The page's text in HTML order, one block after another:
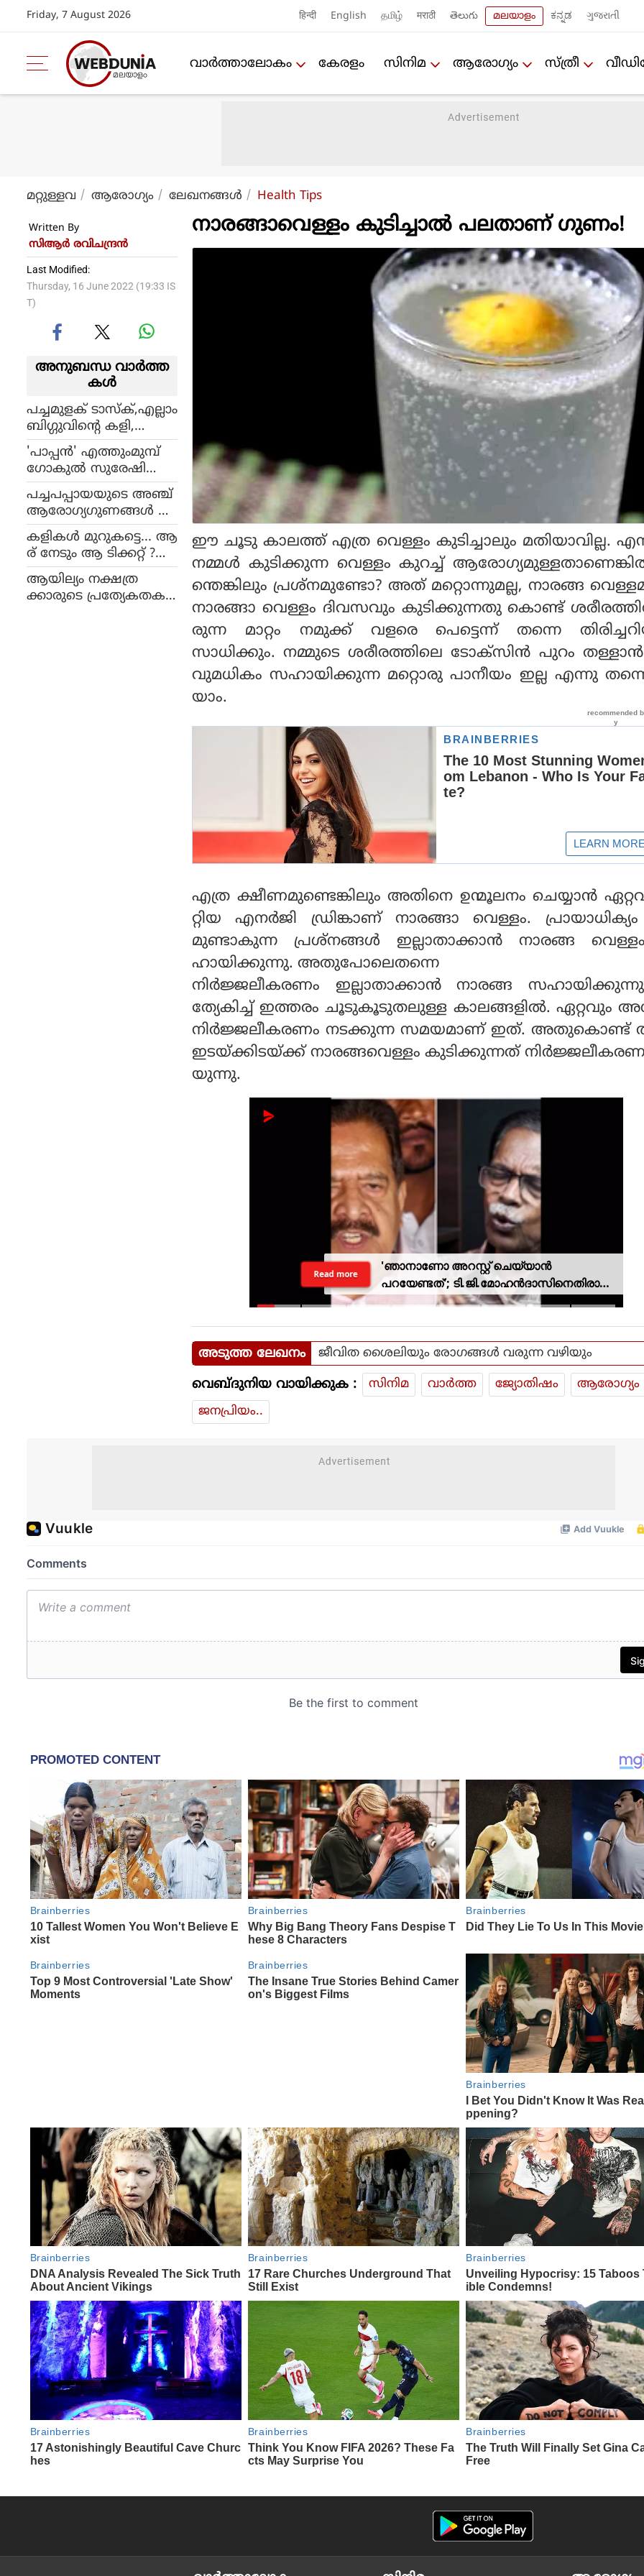
Friday, 7 August 2026 हिन्दी English தமிழ் मराठी తెలుగు മലയാളം ಕನ್ನಡ ગુજરાતી
വാര്‍ത്താലോകം കേരളം സിനിമ ആരോഗ്യം സ്ത്രീ
മറ്റുള്ളവ ആരോഗ്യം ലേഖനങ്ങള്‍ Health Tips
Written By
സിആര്‍ രവിചന്ദ്രന്‍
Last Modified:
Thursday, 16 June 2022 (19:33 IS
T)
അനുബന്ധ വാര്‍ത്ത
കള്‍
പച്ചമുളക് ടാസ്‌ക്,എല്ലാം
ബിഗ്ഗുവിന്റെ കളി,
സീരിയല്‍ താരം അശ്വ
തിയുടെ ബിഗ് ബോസ്
റിവ്യൂ
'പാപ്പന്‍' എത്തുംമുമ്പ്
ഗോകുല്‍ സുരേഷിന്റെ
പുതിയ റിലീസ്,
സായാഹ്ന വാര്‍ത്തകള്‍
ലിറിക്കല്‍ വീഡിയോ
പച്ചപപ്പായയുടെ അഞ്ച്
ആരോഗ്യഗുണങ്ങള്‍ ഇ
വയാണ്
കളികള്‍ മുറുകട്ടെ... ആ
ര് നേടും ആ ടിക്കറ്റ് ?
ബിഗ് ബോസ് റിവ്യൂമായി
സീരിയല്‍ താരം അശ്വ
തി
ആയില്യം നക്ഷത്ര
ക്കാരുടെ പ്രത്യേകതക
നാരങ്ങാവെള്ളം കുടിച്ചാല്‍ പലതാണ് ഗുണം!
ഈ ചൂടു കാലത്ത് എത്ര വെള്ളം കുടിച്ചാലും മതിയാവില്ല.
നമ്മള്‍ കുടിക്കുന്ന വെള്ളം കുറച്ച്
ന്തെങ്കിലും പ്രശ്നമുണ്ടോ? അത് മറ്റൊന്നുമല്ല, നാരങ്ങ
നാരങ്ങാ വെള്ളം ദിവസവും കുടിക്കുന്നതു കൊണ്ട്
രുന്ന മാറ്റം നമുക്ക് വളരെ പെട്ടെന്ന് തന്നെ
സാധിക്കും. നമ്മുടെ ശരീരത്തിലെ ടോക്സിന്‍ പുറം തള്ളാന്‍
വുമധികം സഹായിക്കുന്ന മറ്റൊരു പാനീയം ഇല്ല എന്നു
യാം.
എത്ര ക്ഷീണമുണ്ടെങ്കിലും അതിനെ ഉന്മൂലനം ചെയ്യാന്‍
റ്റിയ എനര്‍ജി ഡ്രിങ്കാണ് നാരങ്ങാ വെള്ളം.
മുണ്ടാകുന്ന പ്രശ്നങ്ങള്‍ ഇല്ലാതാക്കാന്‍ നാരങ്ങ
ഹായിക്കുന്നു. അതുപോലെതന്നെ
നിര്‍ജ്ജലീകരണം ഇല്ലാതാക്കാന്‍ നാരങ്ങ
ത്യേകിച്ച് ഇത്തരം ചൂടുകൂടുതലുള്ള കാലങ്ങളില്‍. ഏറ്റവും
നിര്‍ജ്ജലീകരണം നടക്കുന്ന സമയമാണ് ഇത്. അതുകൊണ്ട്
ഇടയ്ക്കിടയ്ക്ക് നാരങ്ങവെള്ളം കുടിക്കുന്നത്
യുന്നു.
'ഞാനാണോ അറസ്റ്റ് ചെയ്യാൻ
പറയേണ്ടത്'; ടി.ജി.മോഹൻദാസിനെതിരായ
നടപടിയിൽ ആഭ്യന്തര മന്ത്രി
Read more
അടുത്ത ലേഖനം ജീവിത ശൈലിയും രോഗങ്ങള്‍ വരുന്ന വഴിയും
വെബ്ദുനിയ വായിക്കുക : സിനിമ വാര്‍ത്ത ജ്യോതിഷം
ആരോഗ്യം
ജനപ്രിയം..